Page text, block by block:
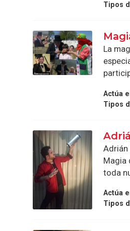
Tipos
La
Actúa
Tipos
Adrián
Magia
toda
Actúa
Tipos